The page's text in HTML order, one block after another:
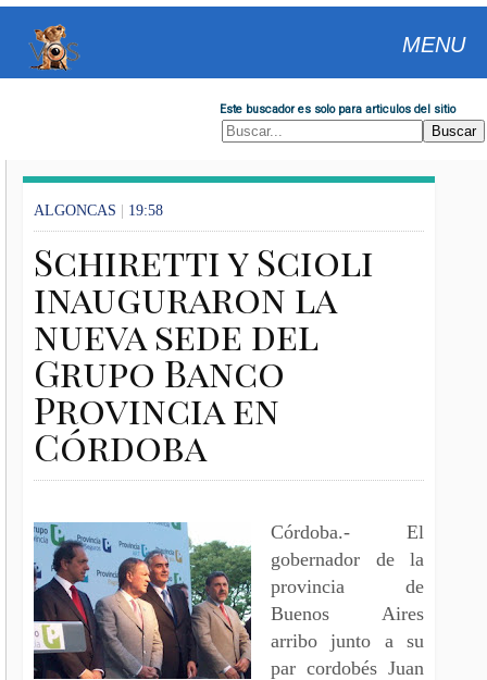
MENU
Este buscador es solo para articulos del sitio
ALGONCAS | 19:58
Schiretti y Scioli
inauguraron la
nueva sede del
Grupo Banco
Provincia en
Córdoba
Córdoba.- El
gobernador de la
provincia de
Buenos Aires
arribo junto a su
par cordobés Juan